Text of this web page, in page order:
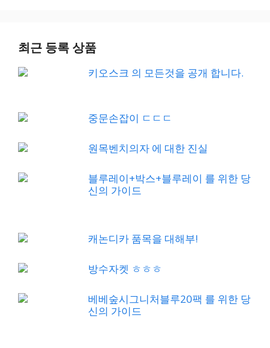
최근 등록 상품
키오스크 의 모든것을 공개 합니다.
중문손잡이 ㄷㄷㄷ
원목벤치의자 에 대한 진실
블루레이+박스+블루레이 를 위한 당
신의 가이드
캐논디카 품목을 대해부!
방수자켓 ㅎㅎㅎ
베베숲시그니처블루20팩 를 위한 당
신의 가이드